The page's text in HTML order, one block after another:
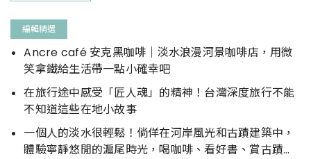
編輯精選
Ancre café 安克黑咖啡｜淡水浪漫河景咖啡店，用微
笑拿鐵給生活帶一點小確幸吧
在旅行途中感受「匠人魂」的精神！台灣深度旅行不能
不知道這些在地小故事
一個人的淡水很輕鬆！倘佯在河岸風光和古蹟建築中，
體驗寧靜悠閒的滬尾時光，喝咖啡、看好書、賞古蹟，